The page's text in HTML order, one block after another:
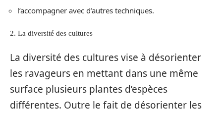
l’accompagner avec d’autres techniques.
2. La diversité des cultures
La diversité des cultures vise à désorienter
les ravageurs en mettant dans une même
surface plusieurs plantes d’espèces
différentes. Outre le fait de désorienter les